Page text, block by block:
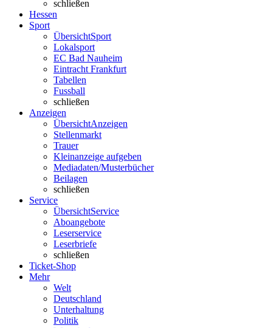
schließen
Hessen
Sport
ÜbersichtSport
Lokalsport
EC Bad Nauheim
Eintracht Frankfurt
Tabellen
Fussball
schließen
Anzeigen
ÜbersichtAnzeigen
Stellenmarkt
Trauer
Kleinanzeige aufgeben
Mediadaten/Musterbücher
Beilagen
schließen
Service
ÜbersichtService
Aboangebote
Leserservice
Leserbriefe
schließen
Ticket-Shop
Mehr
Welt
Deutschland
Unterhaltung
Politik